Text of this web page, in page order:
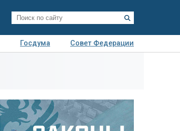
Госдума
Совет Федерации